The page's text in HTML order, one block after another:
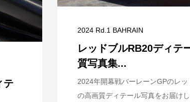
2024 Rd.1 BAHRAIN
レッドブルRB20ディテ
質写真集...
2024年開幕戦バーレーンGPのレ
の高画質ディテール写真をお届け
テ